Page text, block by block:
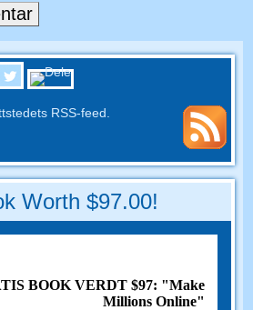
RSS-feed.
Worth $97.00!
BOOK VERDT $97: "Make
Millions Online"